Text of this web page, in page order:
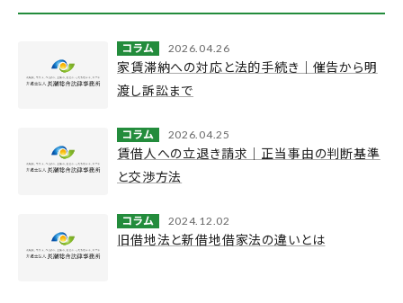
コラム 2026.04.26
家賃滞納への対応と法的手続き｜催告から明
渡し訴訟まで
コラム 2026.04.25
賃借人への立退き請求｜正当事由の判断基準
と交渉方法
コラム 2024.12.02
旧借地法と新借地借家法の違いとは